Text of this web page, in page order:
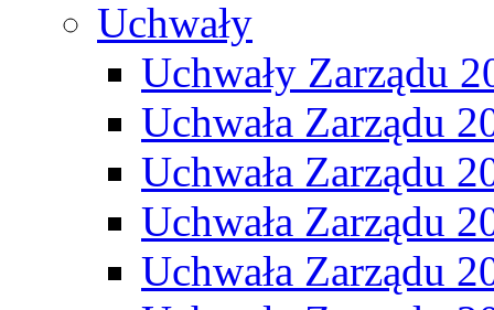
Uchwały
Uchwały Zarządu
Uchwała Zarządu
Uchwała Zarządu
Uchwała Zarządu
Uchwała Zarządu